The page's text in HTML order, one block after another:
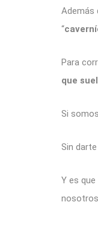
Además
“
Para
que
Si
Sin
Y es que